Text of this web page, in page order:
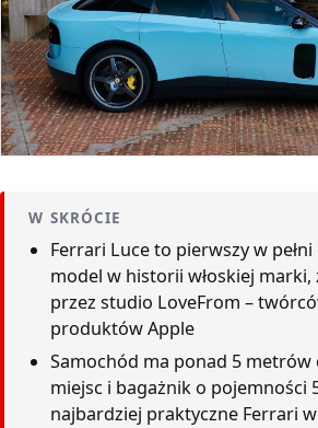
W SKRÓCIE
Ferrari Luce to pierwszy w
model w historii włoskiej
przez studio LoveFrom –
produktów Apple
Samochód ma ponad 5 metrów
miejsc i bagażnik o pojemności
najbardziej praktyczne Ferrari